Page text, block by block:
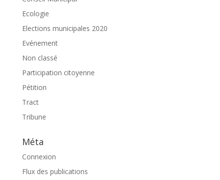
Ecologie
Elections municipales 2020
Evénement
Non classé
Participation citoyenne
Pétition
Tract
Tribune
Méta
Connexion
Flux des publications